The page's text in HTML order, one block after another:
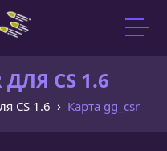
ДЛЯ CS 1.6
CS 1.6 Карта gg_csr